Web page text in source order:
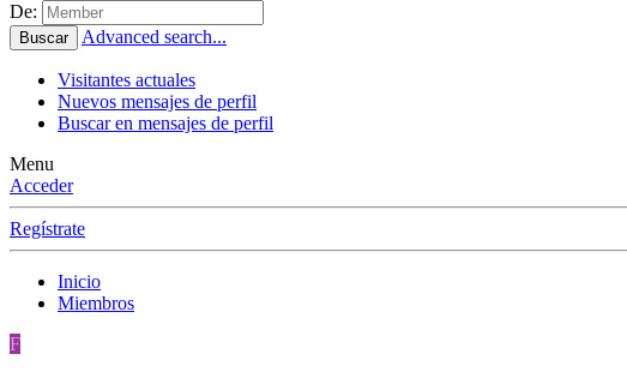
De:
Buscar Advanced search...
Visitantes actuales
Nuevos mensajes de perfil
Buscar en mensajes de perfil
Menu
Acceder
Regístrate
Inicio
Miembros
F